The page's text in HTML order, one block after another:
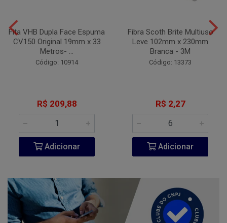
Fita VHB Dupla Face Espuma
CV150 Original 19mm x 33
Metros- ...
Código: 10914
R$ 209,88
Adicionar
Fibra Scoth Brite Multiuso
Leve 102mm x 230mm
Branca - 3M
Código: 13373
R$ 2,27
Adicionar